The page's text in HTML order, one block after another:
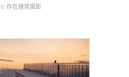
© 存在建筑摄影